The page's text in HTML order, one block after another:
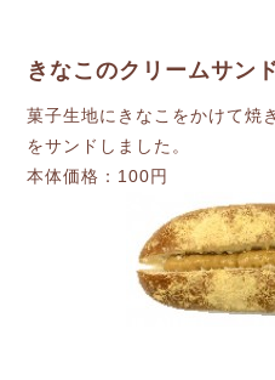
きなこのクリームサン
菓子生地にきなこをかけて焼
をサンドしました。
本体価格：100円